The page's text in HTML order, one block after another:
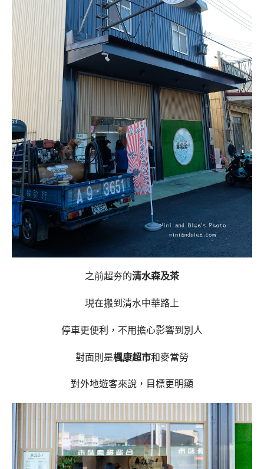
之前超夯的清水森及茶
現在搬到清水中華路上
停車更便利，不用擔心影響到別人
對面則是楓康超市和麥當勞
對外地遊客來說，目標更明顯